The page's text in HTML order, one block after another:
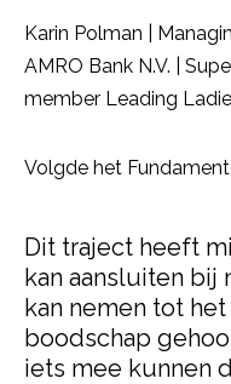
Karin Polman |
AMRO Bank N.V. |
member Leading
Volgde het
Dit traject heeft
kan aansluiten bij
kan nemen tot
boodschap
iets mee kunnen